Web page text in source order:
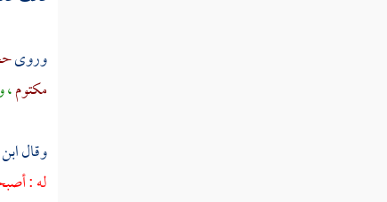
وروى
مكتوم،
وقال
له :